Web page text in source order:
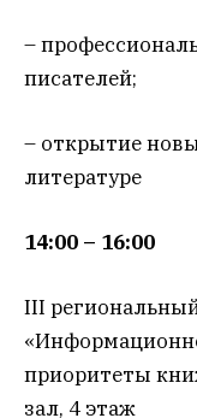
–
писателей;
– открытие
литературе
14:00 – 16:00
III
приоритеты
зал, 4 этаж